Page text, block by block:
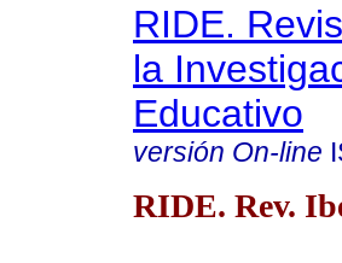
RIDE.
la
Educativo
versión On-line
RIDE. Rev.